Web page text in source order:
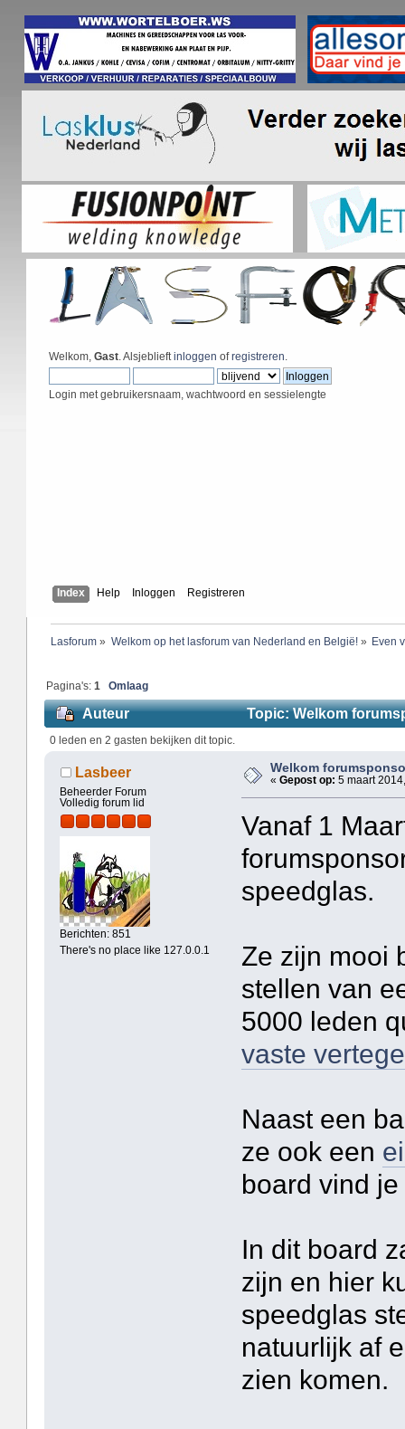
Welkom, Gast. Alsjeblieftinloggen ofregistreren.
Login met gebruikersnaam, wachtwoord en sessielengte
Index Help Inloggen Registreren
Lasforum» Welkom op het lasforum van Nederland en België!» Even
Pagina's:1 Omlaag
Auteur Topic: Welkom
0 leden en 2 gasten bekijken dit topic.
Lasbeer
Beheerder Forum
Volledig forum lid
Berichten: 851
There's no place like 127.0.0.1
Welkom
«Gepost op: 5 maart
Vanaf 1
speedglas.
Ze zijn mooi
stellen van
5000 leden
vaste
Naast een
ze ook een
board vind
In dit board
zijn en hier
speedglas
natuurlijk af
zien komen.